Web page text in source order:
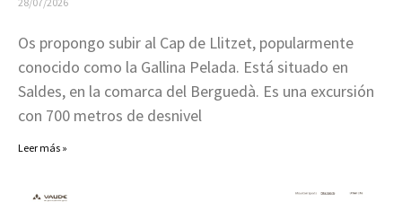
Os propongo subir al Cap de Llitzet, popularmente
conocido como la Gallina Pelada. Está situado en
Saldes, en la comarca del Berguedà. Es una excursión
con 700 metros de desnivel
Leer más »